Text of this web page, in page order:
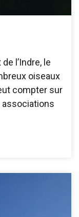
l’Indre, le
oiseaux
compter sur
associations